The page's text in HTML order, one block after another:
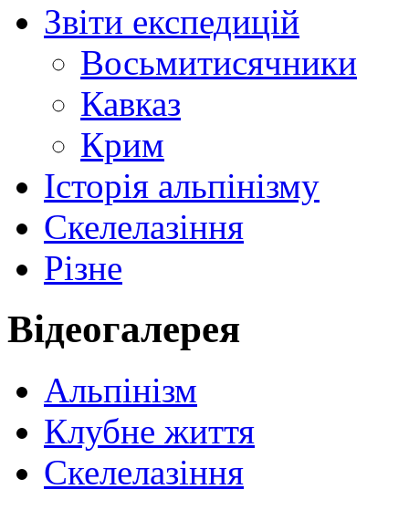
Звіти експедицій
Восьмитисячники
Кавказ
Крим
Історія альпінізму
Скелелазіння
Різне
Відеогалерея
Альпінізм
Клубне життя
Скелелазіння